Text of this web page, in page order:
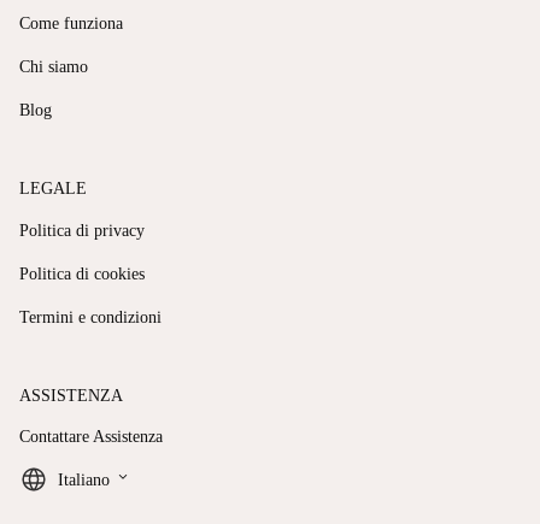
Come funziona
Chi siamo
Blog
LEGALE
Politica di privacy
Politica di cookies
Termini e condizioni
ASSISTENZA
Contattare Assistenza
Italiano keyboard_arrow_down